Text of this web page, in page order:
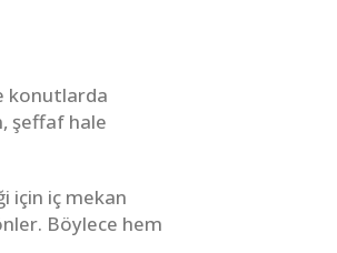
konutlarda
şeffaf hale
için iç mekan
Böylece hem